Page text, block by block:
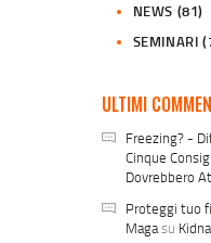
NEWS (81)
SEMINARI
ULTIMI
Freezing? -
Cinque
Dovrebbero
Proteggi tuo
Magasu